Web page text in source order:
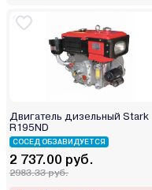
Двигатель дизельный Stark
R195ND
СОСЕД ОБЗАВИДУЕТСЯ
2 737.00 руб.
2983.33 руб.